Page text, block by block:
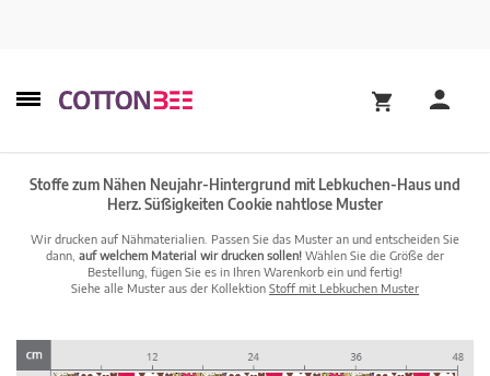
Stoffe zum Nähen Neujahr-Hintergrund mit Lebkuchen-Haus und
Herz. Süßigkeiten Cookie nahtlose Muster
Wir drucken auf Nähmaterialien. Passen Sie das Muster an und entscheiden Sie
dann, auf welchem Material wir drucken sollen! Wählen Sie die Größe der
Bestellung, fügen Sie es in Ihren Warenkorb ein und fertig!
Siehe alle Muster aus der Kollektion Stoff mit Lebkuchen Muster